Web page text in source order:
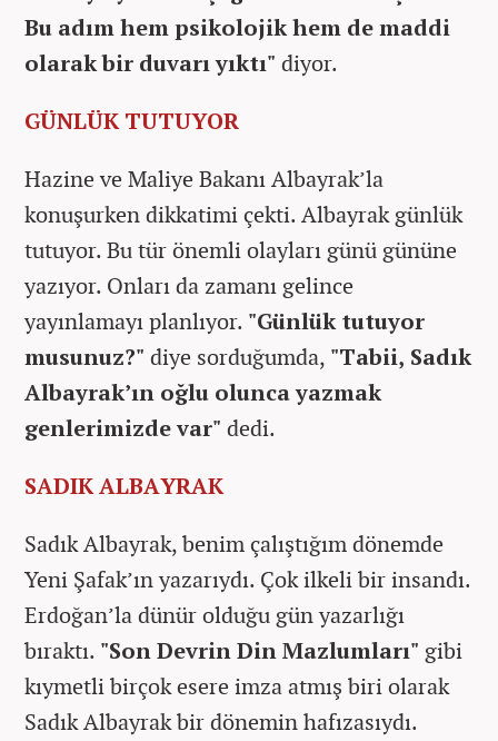
Bu adım hem psikolojik hem de maddi
olarak bir duvarı yıktı" diyor.
GÜNLÜK TUTUYOR
Hazine ve Maliye Bakanı Albayrak’la
konuşurken dikkatimi çekti. Albayrak günlük
tutuyor. Bu tür önemli olayları günü gününe
yazıyor. Onları da zamanı gelince
yayınlamayı planlıyor. "Günlük tutuyor
musunuz?" diye sorduğumda, "Tabii, Sadık
Albayrak’ın oğlu olunca yazmak
genlerimizde var" dedi.
SADIK ALBAYRAK
Sadık Albayrak, benim çalıştığım dönemde
Yeni Şafak’ın yazarıydı. Çok ilkeli bir insandı.
Erdoğan’la dünür olduğu gün yazarlığı
bıraktı. "Son Devrin Din Mazlumları" gibi
kıymetli birçok esere imza atmış biri olarak
Sadık Albayrak bir dönemin hafızasıydı.